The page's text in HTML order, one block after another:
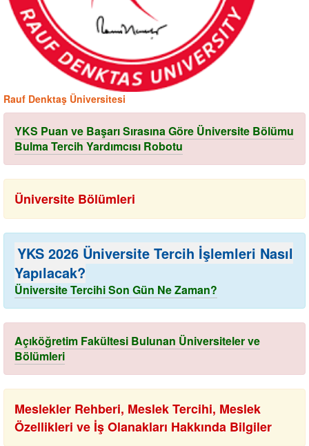
Rauf Denktaş Üniversitesi
YKS Puan ve Başarı Sırasına Göre Üniversite Bölümu
Bulma Tercih Yardımcısı Robotu
Üniversite Bölümleri
YKS 2026 Üniversite Tercih İşlemleri Nasıl
Yapılacak?
Üniversite Tercihi Son Gün Ne Zaman?
Açıköğretim Fakültesi Bulunan Üniversiteler ve
Bölümleri
Meslekler Rehberi, Meslek Tercihi, Meslek
Özellikleri ve İş Olanakları Hakkında Bilgiler